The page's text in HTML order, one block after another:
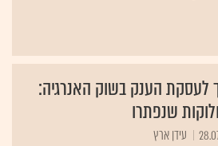
לעסקת הענק בשוק האנרגיה:
שנפתרו
עידן ארץ